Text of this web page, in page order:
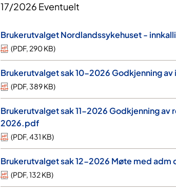
17/2026 Eventuelt
Brukerutvalget Nordlandssykehuset -
(PDF, 290 KB)
Brukerutvalget sak 10-2026 Godkjenning
(PDF, 389 KB)
Brukerutvalget sak 11-2026 Godkjenning av
2026.pdf
(PDF,431 KB)
Brukerutvalget sak 12-2026 Møte med adm
(PDF,132 KB)